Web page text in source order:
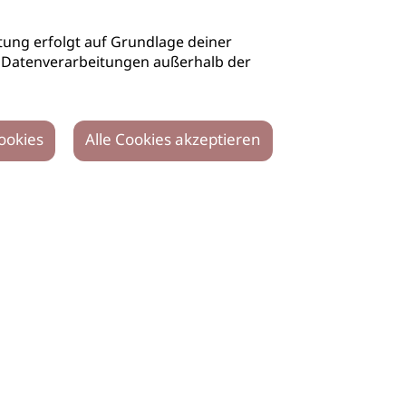
erfolgt auf Grundlage deiner
Datenverarbeitungen außerhalb der
Alle Cookies akzeptieren